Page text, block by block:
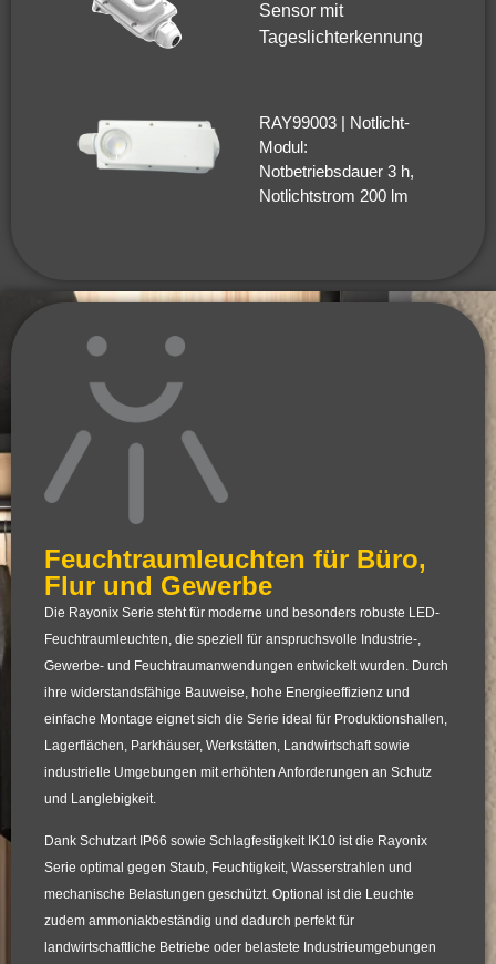
Sensor mit
Tageslichterkennung
RAY99003 | Notlicht-
Modul:
Notbetriebsdauer 3 h,
Notlichtstrom 200 lm
Feuchtraumleuchten für Büro,
Flur und Gewerbe
Die Rayonix Serie steht für moderne und besonders robuste LED-
Feuchtraumleuchten, die speziell für anspruchsvolle Industrie-,
Gewerbe- und Feuchtraumanwendungen entwickelt wurden. Durch
ihre widerstandsfähige Bauweise, hohe Energieeffizienz und
einfache Montage eignet sich die Serie ideal für Produktionshallen,
Lagerflächen, Parkhäuser, Werkstätten, Landwirtschaft sowie
industrielle Umgebungen mit erhöhten Anforderungen an Schutz
und Langlebigkeit.
Dank Schutzart IP66 sowie Schlagfestigkeit IK10 ist die Rayonix
Serie optimal gegen Staub, Feuchtigkeit, Wasserstrahlen und
mechanische Belastungen geschützt. Optional ist die Leuchte
zudem ammoniakbeständig und dadurch perfekt für
landwirtschaftliche Betriebe oder belastete Industrieumgebungen